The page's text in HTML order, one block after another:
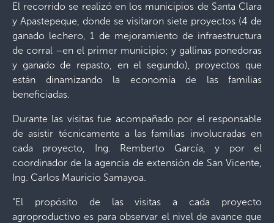
El recorrido se realizó en los municipios de Santa Clara
y Apastepeque, donde se visitaron siete proyectos (4 de
ganado lechero, 1 de mejoramiento de infraestructura
de corral –en el primer municipio; y gallinas ponedoras
y ganado de repasto, en el segundo), proyectos que
están dinamizando la economía de las familias
beneficiadas.
Durante las visitas fue acompañado por el responsable
de asistir técnicamente a las familias involucradas en
cada proyecto, Ing. Remberto García, y por el
coordinador de la agencia de extensión de San Vicente,
Ing. Carlos Mauricio Samayoa.
“El propósito de las visitas a cada proyecto
agroproductivo es para observar el nivel de avance que